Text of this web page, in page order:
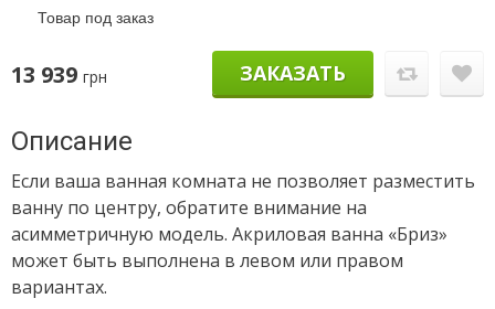
Товар под заказ
13 939 грн ЗАКАЗАТЬ
Описание
Если ваша ванная комната не позволяет разместить
ванну по центру, обратите внимание на
асимметричную модель. Акриловая ванна «Бриз»
может быть выполнена в левом или правом
вариантах.